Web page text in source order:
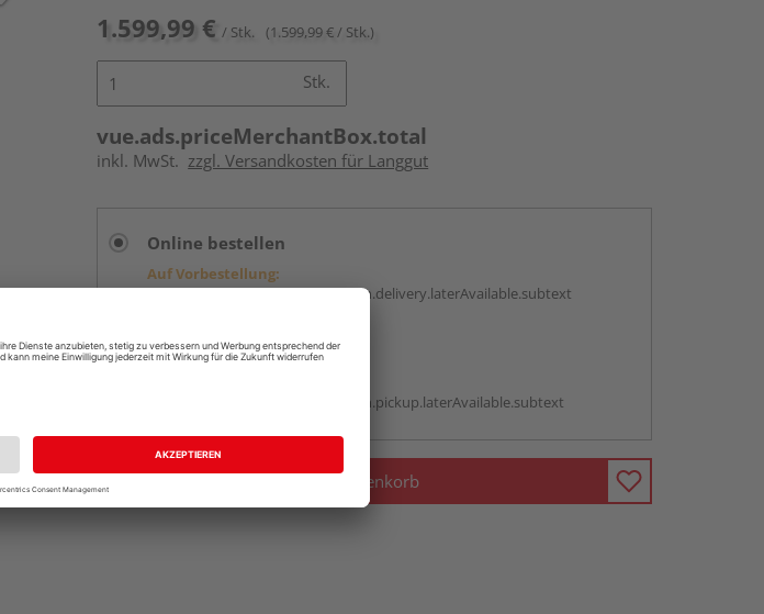
1.599,99 € / Stk. (1.599,99 € / Stk.)
Stk.
vue.ads.priceMerchantBox.total
inkl. MwSt. zzgl. Versandkosten für Langgut
Online bestellen
Auf Vorbestellung:
vue.ads.priceMerchantBox.option.delivery.laterAvailable.subtext
Beim Händler abholen
vue.ads.priceMerchantBox.option.pickup.laterAvailable.subtext
In den Warenkorb